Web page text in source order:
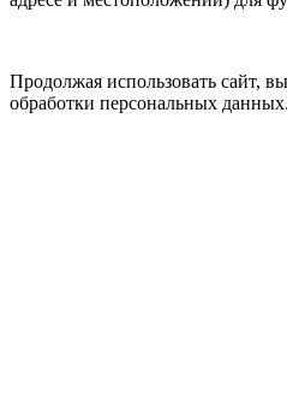
Продолжая использовать сайт,
обработки персональных данных.